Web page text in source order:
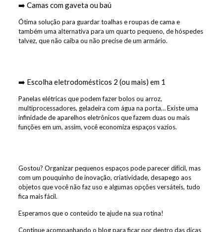
➡️ Camas com gaveta ou baú
Ótima solução para guardar toalhas e roupas de cama e
também uma alternativa para um quarto pequeno, de hóspedes
talvez, que não caiba ou não precise de um armário.
➡️ Escolha eletrodomésticos 2 (ou mais) em 1
Panelas elétricas que podem fazer bolos ou arroz,
multiprocessadores, geladeira com água na porta… Existe uma
infinidade de aparelhos eletrônicos que fazem duas ou mais
funções em um, assim, você economiza espaços vazios.
Gostou? Organizar pequenos espaços pode parecer difícil, mas
com um pouquinho de inovação, criatividade, desapego aos
objetos que você não faz uso e algumas opções versáteis, tudo
fica mais fácil.
Esperamos que o conteúdo te ajude na sua rotina!
Continue acompanhando o blog para ficar por dentro das dicas